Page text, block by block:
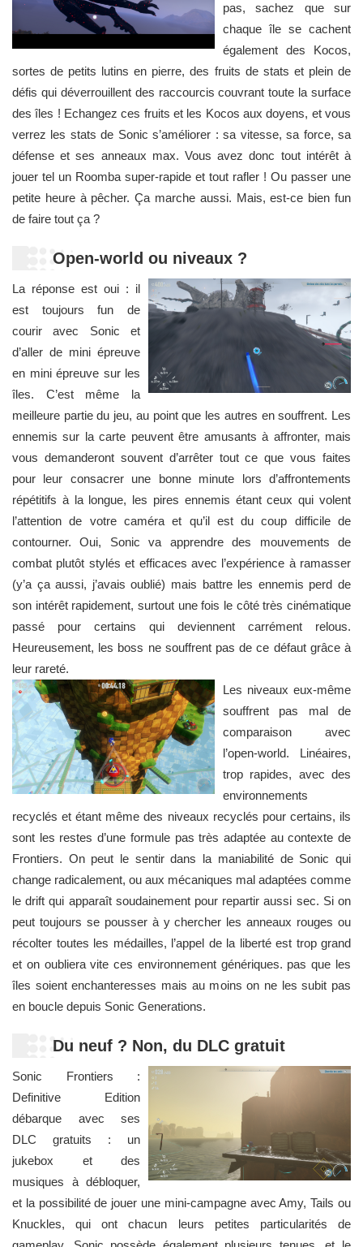
pas, sachez que sur
chaque île se cachent
également des Kocos,
sortes de petits lutins en pierre, des fruits de stats et plein de
défis qui déverrouillent des raccourcis couvrant toute la surface
des îles ! Echangez ces fruits et les Kocos aux doyens, et vous
verrez les stats de Sonic s’améliorer : sa vitesse, sa force, sa
défense et ses anneaux max. Vous avez donc tout intérêt à
jouer tel un Roomba super-rapide et tout rafler ! Ou passer une
petite heure à pêcher. Ça marche aussi. Mais, est-ce bien fun
de faire tout ça ?
Open-world ou niveaux ?
La réponse est oui : il
est toujours fun de
courir avec Sonic et
d’aller de mini épreuve
en mini épreuve sur les
îles. C’est même la
meilleure partie du jeu, au point que les autres en souffrent. Les
ennemis sur la carte peuvent être amusants à affronter, mais
vous demanderont souvent d’arrêter tout ce que vous faites
pour leur consacrer une bonne minute lors d’affrontements
répétitifs à la longue, les pires ennemis étant ceux qui volent
l’attention de votre caméra et qu’il est du coup difficile de
contourner. Oui, Sonic va apprendre des mouvements de
combat plutôt stylés et efficaces avec l’expérience à ramasser
(y’a ça aussi, j’avais oublié) mais battre les ennemis perd de
son intérêt rapidement, surtout une fois le côté très cinématique
passé pour certains qui deviennent carrément relous.
Heureusement, les boss ne souffrent pas de ce défaut grâce à
leur rareté.
Les niveaux eux-même
souffrent pas mal de
comparaison avec
l’open-world. Linéaires,
trop rapides, avec des
environnements
recyclés et étant même des niveaux recyclés pour certains, ils
sont les restes d’une formule pas très adaptée au contexte de
Frontiers. On peut le sentir dans la maniabilité de Sonic qui
change radicalement, ou aux mécaniques mal adaptées comme
le drift qui apparaît soudainement pour repartir aussi sec. Si on
peut toujours se pousser à y chercher les anneaux rouges ou
récolter toutes les médailles, l’appel de la liberté est trop grand
et on oubliera vite ces environnement génériques. pas que les
îles soient enchanteresses mais au moins on ne les subit pas
en boucle depuis Sonic Generations.
Du neuf ? Non, du DLC gratuit
Sonic Frontiers :
Definitive Edition
débarque avec ses
DLC gratuits : un
jukebox et des
musiques à débloquer,
et la possibilité de jouer une mini-campagne avec Amy, Tails ou
Knuckles, qui ont chacun leurs petites particularités de